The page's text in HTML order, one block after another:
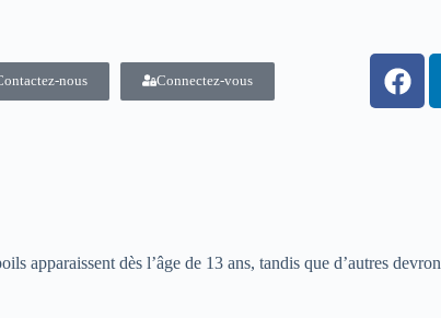
nous Connectez-vous
apparaissent dès l’âge de 13 ans, tandis que d’autres